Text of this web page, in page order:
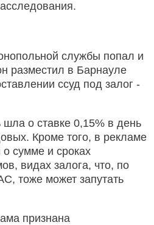
службы попал и
разместил в Барнауле
ссуд под залог -
шла о ставке 0,15% в день
Кроме того, в рекламе
сумме и сроках
видах залога, что, по
тоже может запутать
признана